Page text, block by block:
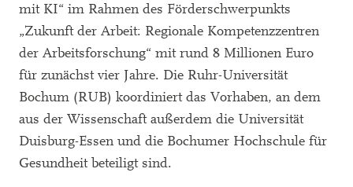
mit KI“ im Rahmen des Förderschwerpunkts
„Zukunft der Arbeit: Regionale Kompetenzzentren
der Arbeitsforschung“ mit rund 8 Millionen Euro
für zunächst vier Jahre. Die Ruhr-Universität
Bochum (RUB) koordiniert das Vorhaben, an dem
aus der Wissenschaft außerdem die Universität
Duisburg-Essen und die Bochumer Hochschule für
Gesundheit beteiligt sind.